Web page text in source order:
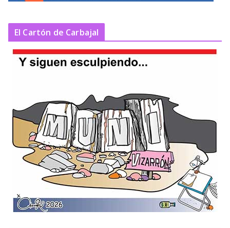
El Cartón de Carbajal